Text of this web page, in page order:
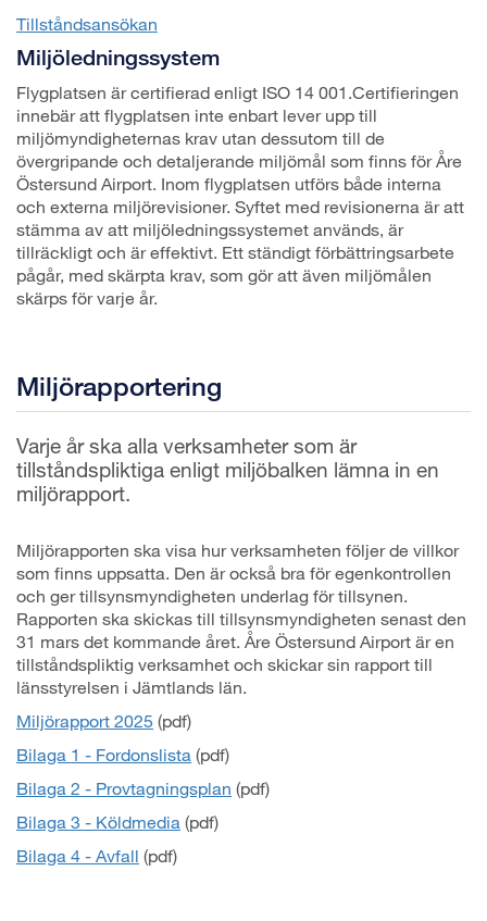
Tillståndsansökan
Miljöledningssystem
Flygplatsen är certifierad enligt ISO 14 001.Certifieringen
innebär att flygplatsen inte enbart lever upp till
miljömyndigheternas krav utan dessutom till de
övergripande och detaljerande miljömål som finns för Åre
Östersund Airport. Inom flygplatsen utförs både interna
och externa miljörevisioner. Syftet med revisionerna är att
stämma av att miljöledningssystemet används, är
tillräckligt och är effektivt. Ett ständigt förbättringsarbete
pågår, med skärpta krav, som gör att även miljömålen
skärps för varje år.
Miljörapportering
Varje år ska alla verksamheter som är
tillståndspliktiga enligt miljöbalken lämna in en
miljörapport.
Miljörapporten ska visa hur verksamheten följer de villkor
som finns uppsatta. Den är också bra för egenkontrollen
och ger tillsynsmyndigheten underlag för tillsynen.
Rapporten ska skickas till tillsynsmyndigheten senast den
31 mars det kommande året. Åre Östersund Airport är en
tillståndspliktig verksamhet och skickar sin rapport till
länsstyrelsen i Jämtlands län.
Miljörapport 2025 (pdf)
Bilaga 1 - Fordonslista (pdf)
Bilaga 2 - Provtagningsplan (pdf)
Bilaga 3 - Köldmedia (pdf)
Bilaga 4 - Avfall (pdf)